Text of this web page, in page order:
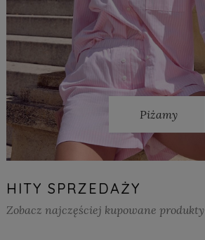
Piżamy
HITY SPRZEDAŻY
Zobacz najczęściej kupowane produkty